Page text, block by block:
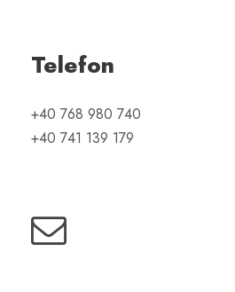
Telefon
+40 768 980 740
+40 741 139 179